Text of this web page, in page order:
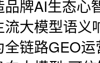
牌AI生态心
大模型语
链路GEO